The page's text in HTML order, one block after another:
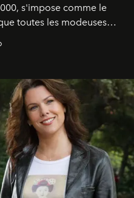
s'impose comme le
toutes les modeuses